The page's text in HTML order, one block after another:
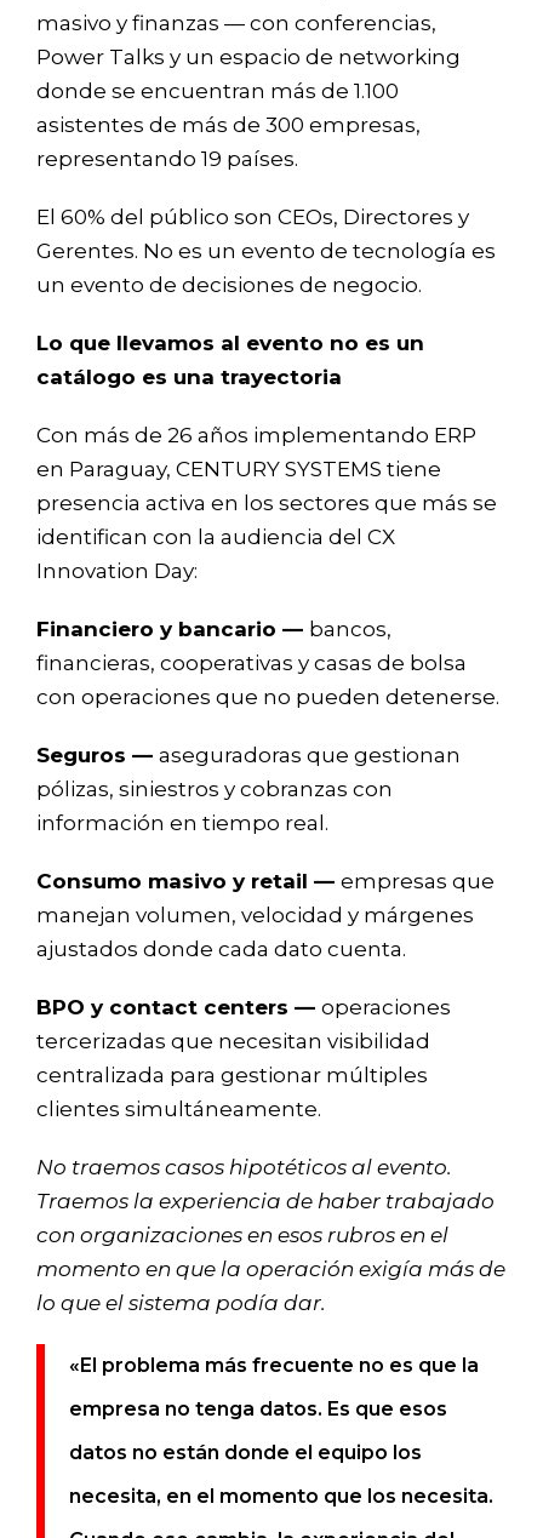
masivo y finanzas — con conferencias,
Power Talks y un espacio de networking
donde se encuentran más de 1.100
asistentes de más de 300 empresas,
representando 19 países.
El 60% del público son CEOs, Directores y
Gerentes. No es un evento de tecnología es
un evento de decisiones de negocio.
Lo que llevamos al evento no es un
catálogo es una trayectoria
Con más de 26 años implementando ERP
en Paraguay, CENTURY SYSTEMS tiene
presencia activa en los sectores que más se
identifican con la audiencia del CX
Innovation Day:
Financiero y bancario — bancos,
financieras, cooperativas y casas de bolsa
con operaciones que no pueden detenerse.
Seguros — aseguradoras que gestionan
pólizas, siniestros y cobranzas con
información en tiempo real.
Consumo masivo y retail — empresas que
manejan volumen, velocidad y márgenes
ajustados donde cada dato cuenta.
BPO y contact centers — operaciones
tercerizadas que necesitan visibilidad
centralizada para gestionar múltiples
clientes simultáneamente.
No traemos casos hipotéticos al evento.
Traemos la experiencia de haber trabajado
con organizaciones en esos rubros en el
momento en que la operación exigía más de
lo que el sistema podía dar.
«El problema más frecuente no es que la
empresa no tenga datos. Es que esos
datos no están donde el equipo los
necesita, en el momento que los necesita.